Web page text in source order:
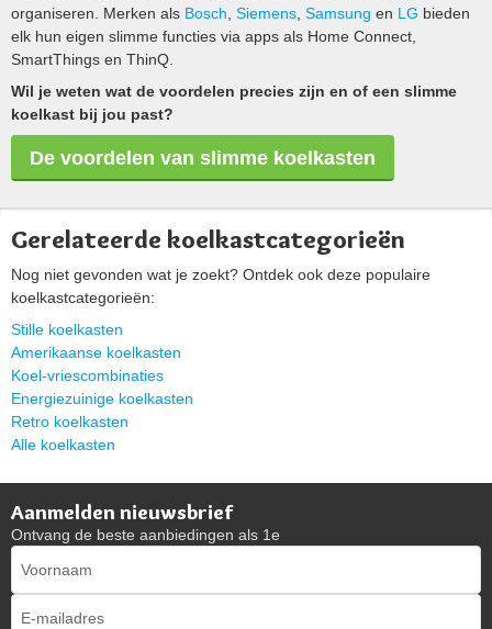
organiseren. Merken als Bosch Siemens Samsung en LG bieden
elk hun eigen slimme functies via apps als Home Connect,
SmartThings en ThinQ.
Wil je weten wat de voordelen precies zijn en of een slimme
koelkast bij jou past?
De voordelen van slimme koelkasten
Gerelateerde koelkastcategorieën
Nog niet gevonden wat je zoekt? Ontdek ook deze populaire
koelkastcategorieën:
Stille koelkasten
Amerikaanse koelkasten
Koel-vriescombinaties
Energiezuinige koelkasten
Retro koelkasten
Alle koelkasten
Aanmelden nieuwsbrief
Ontvang de beste aanbiedingen als 1e